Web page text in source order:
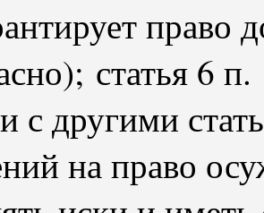
право
статья 6
с другими
на право